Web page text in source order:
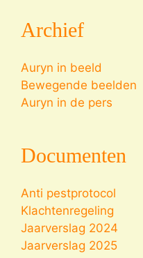
Archief
Auryn in beeld
Bewegende beelden
Auryn in de pers
Documenten
Anti pestprotocol
Klachtenregeling
Jaarverslag 2024
Jaarverslag 2025